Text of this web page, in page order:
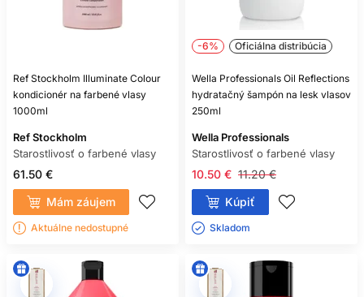
Ref Stockholm Illuminate Colour
kondicionér na farbené vlasy
1000ml
Ref Stockholm
Starostlivosť o farbené vlasy
61.50 €
Mám záujem
Aktuálne nedostupné
-6% Oficiálna distribúcia
Wella Professionals Oil Reflections
hydratačný šampón na lesk vlasov
250ml
Wella Professionals
Starostlivosť o farbené vlasy
11.20 €
10.50 €
Kúpiť
Skladom ㅤ